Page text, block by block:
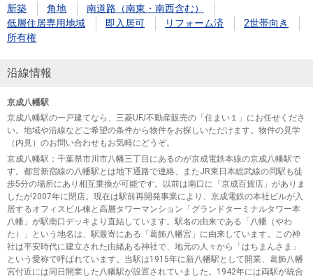
新築
角地
南道路（南東・南西含む）
低層住居専用地域
即入居可 リフォーム済
2世帯向き
所有権
沿線情報
京成八幡駅
京成八幡駅の一戸建てなら、三菱UFJ不動産販売の「住まい１」にお任せくださ
い。地域や沿線などご希望の条件から物件をお探しいただけます。物件の見学
（内見）のお問い合わせもお気軽にどうぞ。
京成八幡駅 ：千葉県市川市八幡三丁目にあるのが京成電鉄本線の京成八幡駅で
す。都営新宿線の八幡駅とは地下通路で連絡、またJR東日本総武線の同駅も徒
歩5分の場所にあり相互乗換が可能です。以前は南口に「京成百貨店」がありま
したが2007年に閉店。現在は駅前再開発事業により、京成電鉄の本社ビルが入
居するオフィスビル棟と高層タワーマンション「グランドターミナルタワー本
八幡」が駅南口デッキより直結しています。駅名の由来である「八幡（やわ
た）」という地名は、駅最寄にある「葛飾八幡宮」に由来しています。この神
社は平安時代に建立された由緒ある神社で、地元の人々から「はちまんさま」
という愛称で呼ばれています。当駅は1915年に新八幡駅として開業、葛飾八幡
宮付近には同日開業した八幡駅が設置されていました。1942年には両駅が統合